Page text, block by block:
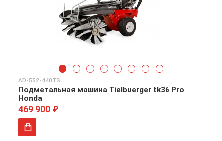
AD-552-440TS
Подметальная машина Tielbuerger tk36 Pro
Honda
469 900 ₽